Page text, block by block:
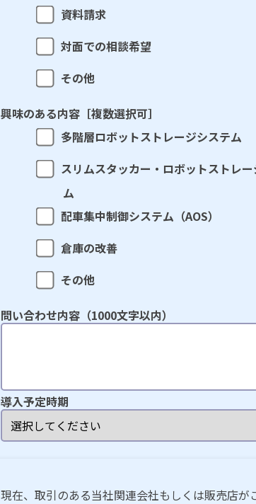
資料請求
対面での相談希望
その他
興味のある内容［複数選択可］
多階層ロボットストレージシステム
スリムスタッカー・ロボットストレ
ム
配車集中制御システム（AOS）
倉庫の改善
その他
問い合わせ内容（1000文字以内）
導入予定時期
現在、取引のある当社関連会社もしくは販売店が